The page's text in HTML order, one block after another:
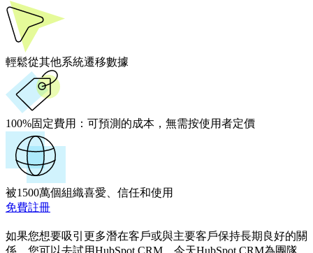
輕鬆從其他系統遷移數據
100%固定費用： 可預測的成本，無需按使用者定價
被1500萬個組織喜愛、信任和使用
免費註冊
如果您想要吸引更多潛在客戶或與主要客戶保持長期良好的關
係，您可以去試用HubSpot CRM。今天HubSpot CRM為團隊